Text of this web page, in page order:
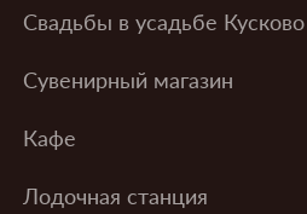
Свадьбы в усадьбе Кусково
Сувенирный магазин
Кафе
Лодочная станция